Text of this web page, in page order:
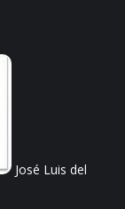
José Luis del